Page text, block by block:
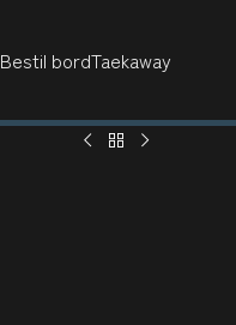
Bestil bordTaekaway